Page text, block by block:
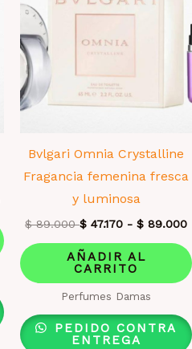
Bvlgari Omnia Crystalline
Fragancia femenina fresca
y luminosa
$89.000 $ 47.170 - $ 89.000
AÑADIR AL
CARRITO
Perfumes Damas
PEDIDO CONTRA
ENTREGA